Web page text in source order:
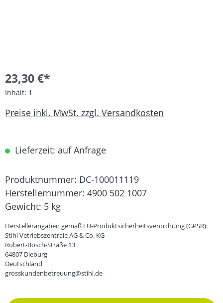
23,30 €*
Inhalt: 1
Preise inkl. MwSt. zzgl. Versandkosten
Lieferzeit: auf Anfrage
Produktnummer: DC-100011119
Herstellernummer: 4900 502 1007
Gewicht: 5 kg
Herstellerangaben gemäß EU-Produktsicherheitsverordnung (GPSR):
Stihl Vetriebszentrale AG & Co. KG
Robert-Bosch-Straße 13
64807 Dieburg
Deutschland
grosskundenbetreuung@stihl.de